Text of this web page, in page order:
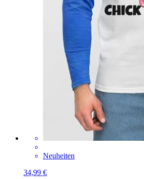
Neuheiten
34,99 €